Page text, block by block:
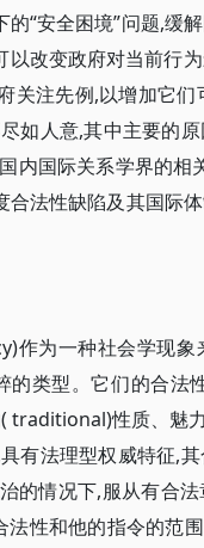
“安全困境”问题,缓
改变政府对当前行
关注先例,以增加它
如人意,其中主要的
内国际关系学界的相
法性缺陷及其国际
作为一种社会学现
类型。它们的合法
性质、魅
有法理型权威特征,
的情况下,服从有合
性和他的指令的范